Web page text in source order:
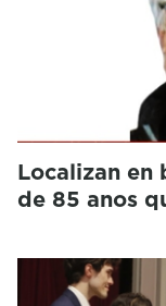
Localizan en
de 85 anos